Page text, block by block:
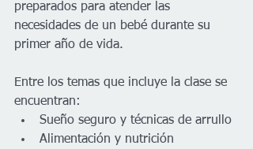
preparados para atender las
necesidades de un bebé durante su
primer año de vida.
Entre los temas que incluye la clase se
encuentran:
Sueño seguro y técnicas de arrullo
Alimentación y nutrición